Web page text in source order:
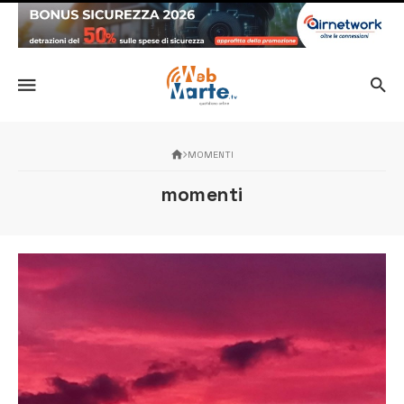
MOMENTI
momenti